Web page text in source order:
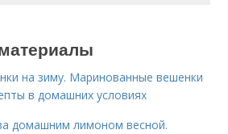
на зиму. Маринованные вешенки
в домашних условиях
домашним лимоном весной.